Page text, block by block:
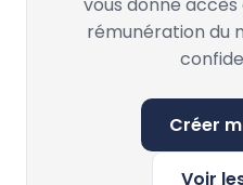
rémunération du
Créer
Voir